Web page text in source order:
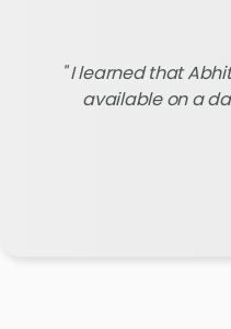
I learned that
available on a